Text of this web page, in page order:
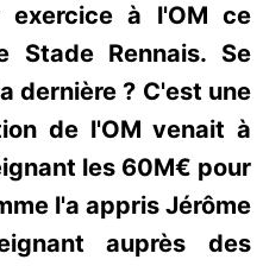
exercice à l'OM ce
Stade Rennais. Se
dernière ? C'est une
de l'OM venait à
les 60M€ pour
l'a appris Jérôme
auprès des